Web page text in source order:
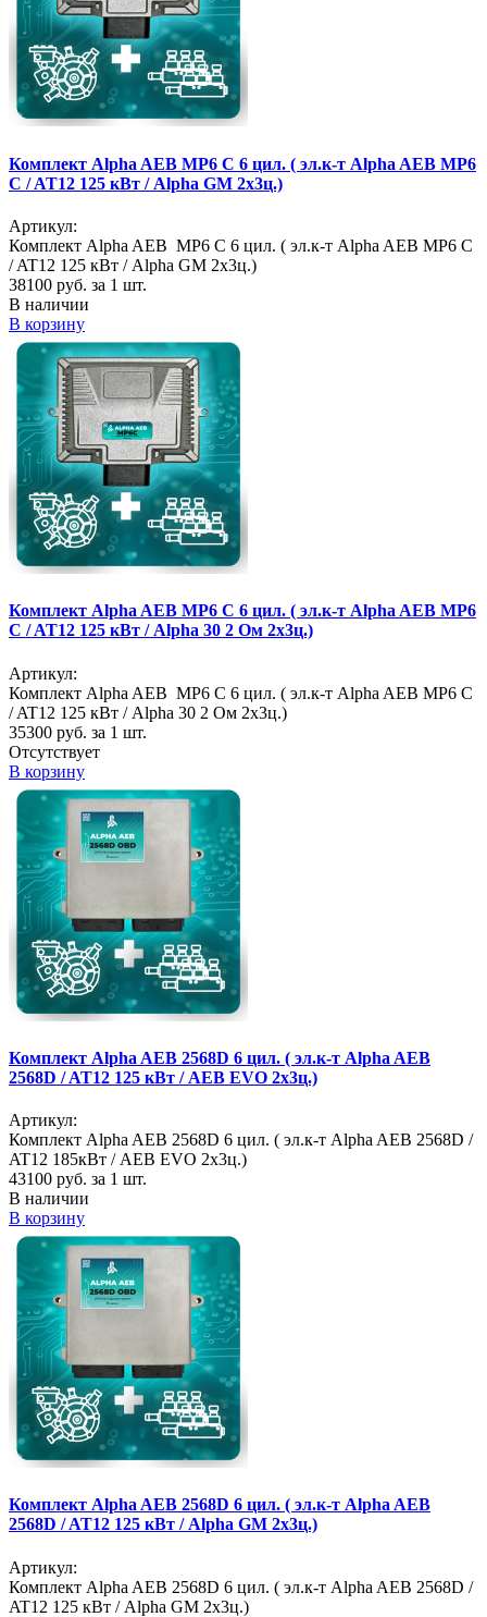
Комплект Alpha AEB MP6 C 6 цил. ( эл.к-т Alpha AEB MP6
C / AT12 125 кВт / Alpha GM 2х3ц.)
Артикул:
Комплект Alpha AEB MP6 C 6 цил. ( эл.к-т Alpha AEB MP6 C
/ AT12 125 кВт / Alpha GM 2х3ц.)
38100 руб. за 1 шт.
В наличии
В корзину
Комплект Alpha AEB MP6 C 6 цил. ( эл.к-т Alpha AEB MP6
C / AT12 125 кВт / Alpha 30 2 Ом 2х3ц.)
Артикул:
Комплект Alpha AEB MP6 C 6 цил. ( эл.к-т Alpha AEB MP6 C
/ AT12 125 кВт / Alpha 30 2 Ом 2х3ц.)
35300 руб. за 1 шт.
Отсутствует
В корзину
Комплект Alpha AEB 2568D 6 цил. ( эл.к-т Alpha AEB
2568D / AT12 125 кВт / AEB EVO 2х3ц.)
Артикул:
Комплект Alpha AEB 2568D 6 цил. ( эл.к-т Alpha AEB 2568D /
AT12 185кВт / AEB EVO 2х3ц.)
43100 руб. за 1 шт.
В наличии
В корзину
Комплект Alpha AEB 2568D 6 цил. ( эл.к-т Alpha AEB
2568D / AT12 125 кВт / Alpha GM 2х3ц.)
Артикул:
Комплект Alpha AEB 2568D 6 цил. ( эл.к-т Alpha AEB 2568D /
AT12 125 кВт / Alpha GM 2х3ц.)